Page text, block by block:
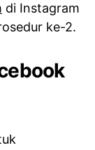
di Instagram
ke-2.